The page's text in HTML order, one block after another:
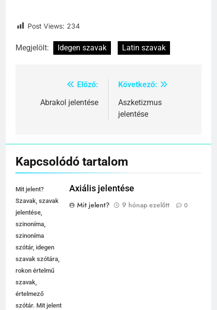
Post Views: 234
Megjelölt: Idegen szavak Latin szavak
Bejegyzés
navigáció
Előző:
Abrakol jelentése
Következő:
Aszketizmus
jelentése
Kapcsolódó tartalom
Mit jelent?
Szavak, szavak
jelentése,
szinoníma,
szinoníma
szótár, idegen
szavak szótára,
rokon értelmű
szavak,
értelmező
szótár. Mit jelent
Axiális jelentése
Mit jelent?
9 hónap ezelőtt 0